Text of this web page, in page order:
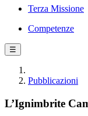
Terza Missione
Competenze
☰
Pubblicazioni
L’Ignimbrite